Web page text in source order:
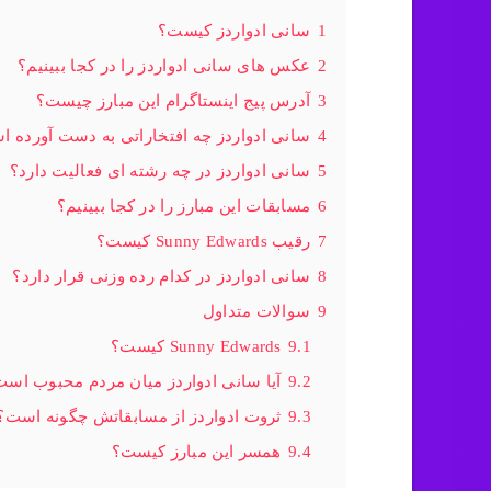
1 سانی ادواردز کیست؟
2 عکس های سانی ادواردز را در کجا ببینیم؟
3 آدرس پیج اینستاگرام این مبارز چیست؟
4 سانی ادواردز چه افتخاراتی به دست آورده
5 سانی ادواردز در چه رشته ای فعالیت دارد؟
6 مسابقات این مبارز را در کجا ببینیم؟
7 رقیب Sunny Edwards کیست؟
8 سانی ادواردز در کدام رده وزنی قرار دارد؟
9 سوالات متداول
9.1 Sunny Edwards کیست؟
9.2 آیا سانی ادواردز میان مردم محبوب
9.3 ثروت ادواردز از مسابقاتش چگونه
9.4 همسر این مبارز کیست؟